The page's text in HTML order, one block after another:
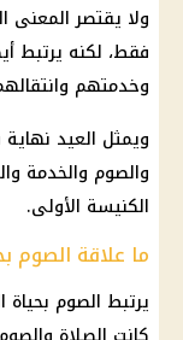
ولا يقتصر
فقط، لكنه يرتبط
وخدمتهم
ويمثل العيد
والصوم والخدمة
الكنيسة الأولى.
ما علاقة الصوم
يرتبط الصوم